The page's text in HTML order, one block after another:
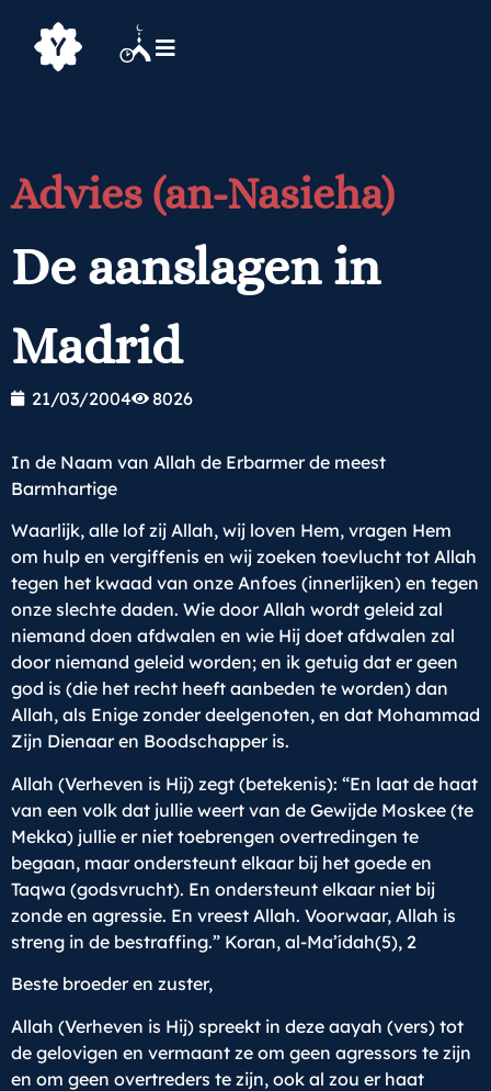
Advies (an-Nasieha)
De aanslagen in
Madrid
21/03/2004 8026
In de Naam van Allah de Erbarmer de meest
Barmhartige
Waarlijk, alle lof zij Allah, wij loven Hem, vragen Hem
om hulp en vergiffenis en wij zoeken toevlucht tot Allah
tegen het kwaad van onze Anfoes (innerlijken) en tegen
onze slechte daden. Wie door Allah wordt geleid zal
niemand doen afdwalen en wie Hij doet afdwalen zal
door niemand geleid worden; en ik getuig dat er geen
god is (die het recht heeft aanbeden te worden) dan
Allah, als Enige zonder deelgenoten, en dat Mohammad
Zijn Dienaar en Boodschapper is.
Allah (Verheven is Hij) zegt (betekenis): “En laat de haat
van een volk dat jullie weert van de Gewijde Moskee (te
Mekka) jullie er niet toebrengen overtredingen te
begaan, maar ondersteunt elkaar bij het goede en
Taqwa (godsvrucht). En ondersteunt elkaar niet bij
zonde en agressie. En vreest Allah. Voorwaar, Allah is
streng in de bestraffing.” Koran, al-Ma’ídah(5), 2
Beste broeder en zuster,
Allah (Verheven is Hij) spreekt in deze aayah (vers) tot
de gelovigen en vermaant ze om geen agressors te zijn
en om geen overtreders te zijn, ook al zou er haat